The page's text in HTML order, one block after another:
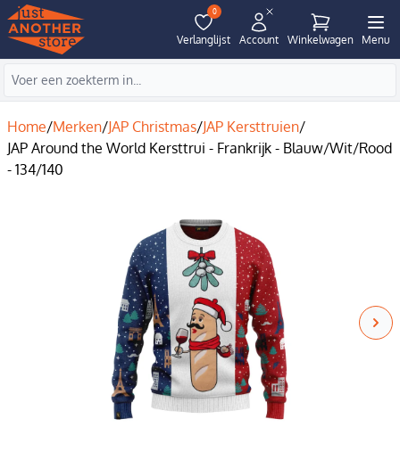
0
Verlanglijst Account Winkelwagen Menu
Home/Merken/JAP Christmas/JAP Kersttruien/
JAP Around the World Kersttrui - Frankrijk - Blauw/Wit/Rood
- 134/140